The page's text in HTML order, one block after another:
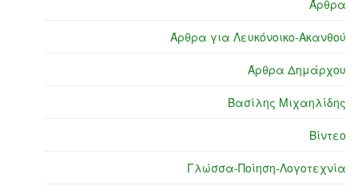
Άρθρα
Άρθρα για Λευκόνοικο-Ακανθού
Άρθρα Δημάρχου
Βασίλης Μιχαηλίδης
Βίντεο
Γλώσσα-Ποίηση-Λογοτεχνία